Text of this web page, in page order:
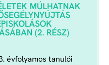
MÚLHATNAK
(2. RÉSZ)
évfolyamos tanulói